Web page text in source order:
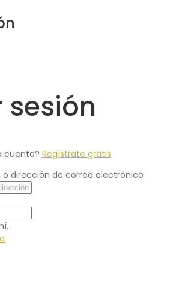
sesión
cuenta? Regístrate gratis
o dirección de correo electrónico